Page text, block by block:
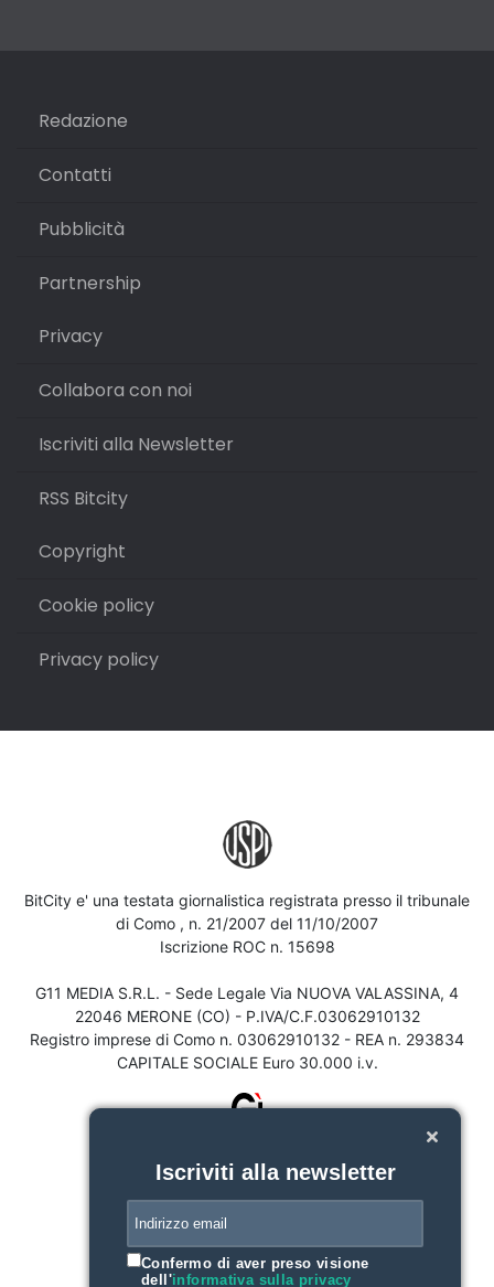
Redazione
Contatti
Pubblicità
Partnership
Privacy
Collabora con noi
Iscriviti alla Newsletter
RSS Bitcity
Copyright
Cookie policy
Privacy policy
BitCity e' una testata giornalistica registrata presso il tribunale
di Como , n. 21/2007 del 11/10/2007
Iscrizione ROC n. 15698
G11 MEDIA S.R.L. - Sede Legale Via NUOVA VALASSINA, 4
22046 MERONE (CO) - P.IVA/C.F.03062910132
Registro imprese di Como n. 03062910132 - REA n. 293834
CAPITALE SOCIALE Euro 30.000 i.v.
Iscriviti alla newsletter
Confermo di aver preso visione
dell'informativa sulla privacy